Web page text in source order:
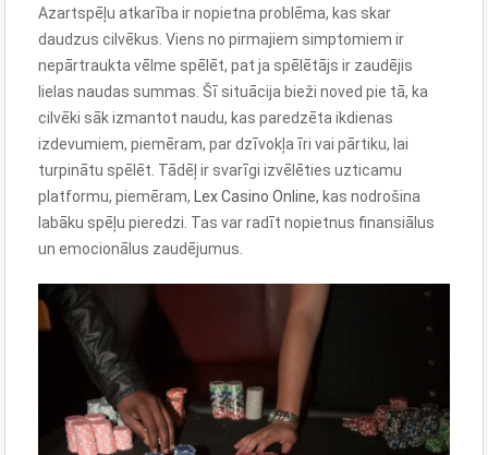
Azartspēļu atkarība ir nopietna problēma, kas skar
daudzus cilvēkus. Viens no pirmajiem simptomiem ir
nepārtraukta vēlme spēlēt, pat ja spēlētājs ir zaudējis
lielas naudas summas. Šī situācija bieži noved pie tā, ka
cilvēki sāk izmantot naudu, kas paredzēta ikdienas
izdevumiem, piemēram, par dzīvokļa īri vai pārtiku, lai
turpinātu spēlēt. Tādēļ ir svarīgi izvēlēties uzticamu
platformu, piemēram, Lex Casino Online, kas nodrošina
labāku spēļu pieredzi. Tas var radīt nopietnus finansiālus
un emocionālus zaudējumus.